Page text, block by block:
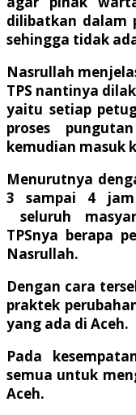
dilibatkan dalam
sehingga tidak
Nasrullah
TPS nantinya
yaitu setiap
proses
kemudian masuk
Menurutnya
3 sampai 4 jam
seluruh
TPSnya berapa
Nasrullah.
Dengan cara
praktek
yang ada di Aceh.
Pada
semua untuk
Aceh.